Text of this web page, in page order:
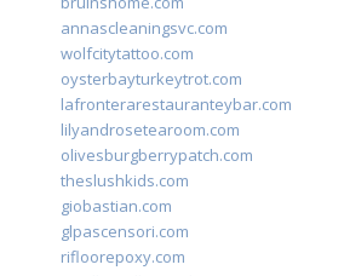
annascleaningsvc.com
wolfcitytattoo.com
oysterbayturkeytrot.com
lafronterarestauranteybar.com
lilyandrosetearoom.com
olivesburgberrypatch.com
theslushkids.com
giobastian.com
glpascensori.com
rifloorepoxy.com